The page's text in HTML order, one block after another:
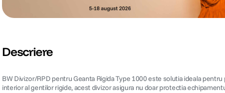
Descriere
BW Divizor/RPD pentru Geanta Rigida Type 1000 este solutia ideala
interior al gentilor rigide, acest divizor asigura nu doar protectia